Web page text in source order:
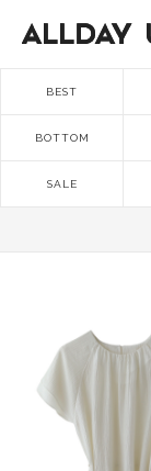
BEST
BOTTOM
SALE